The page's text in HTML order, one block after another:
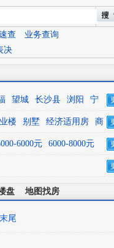
查
业务查询
决
望城 长沙县 浏阳
宁
楼 别墅 经济适用房
商
6000元
6000-8000元
盘 地图找房
尾